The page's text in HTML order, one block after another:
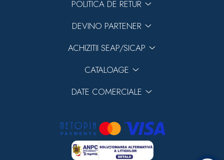
POLITICA DE RETUR
DEVINO PARTENER
ACHIZITII SEAP/SICAP
CATALOAGE
DATE COMERCIALE